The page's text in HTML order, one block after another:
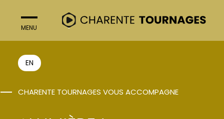
MENU
EN
CHARENTE TOURNAGES VOUS ACCOMPAGNE
LUMIÈRE !
AIDES À LA